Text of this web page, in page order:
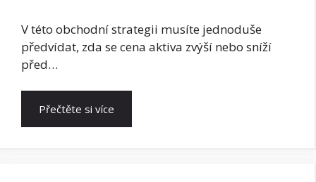
V této obchodní strategii musíte jednoduše
předvídat, zda se cena aktiva zvýší nebo sníží
před…
Přečtěte si více